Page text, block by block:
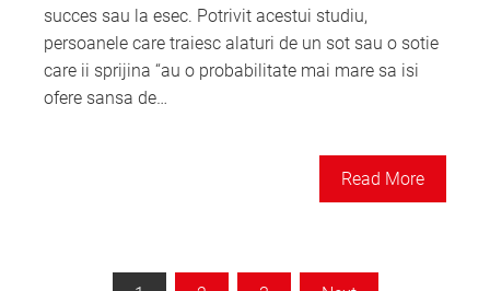
succes sau la esec. Potrivit acestui studiu,
persoanele care traiesc alaturi de un sot sau o sotie
care ii sprijina “au o probabilitate mai mare sa isi
ofere sansa de…
Read More